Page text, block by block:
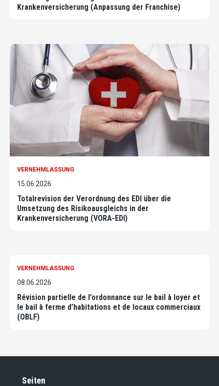
Krankenversicherung (Anpassung der Franchise)
VERNEHMLASSUNG
15.06.2026
Totalrevision der Verordnung des EDI über die
Umsetzung des Risikoausgleichs in der
Krankenversicherung (VORA-EDI)
VERNEHMLASSUNG
08.06.2026
Révision partielle de l’ordonnance sur le bail à loyer et
le bail à ferme d’habitations et de locaux commerciaux
(OBLF)
Seiten